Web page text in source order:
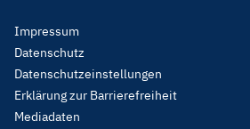
Footer
Menu
Legal
Impressum
Datenschutz
Datenschutzeinstellungen
Erklärung zur Barrierefreiheit
Mediadaten